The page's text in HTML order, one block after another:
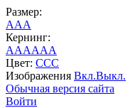
Размер:
AAA
Кернинг:
AAAAAA
Цвет: CCC
Изображения Вкл.Выкл.
Обычная версия сайта
Войти